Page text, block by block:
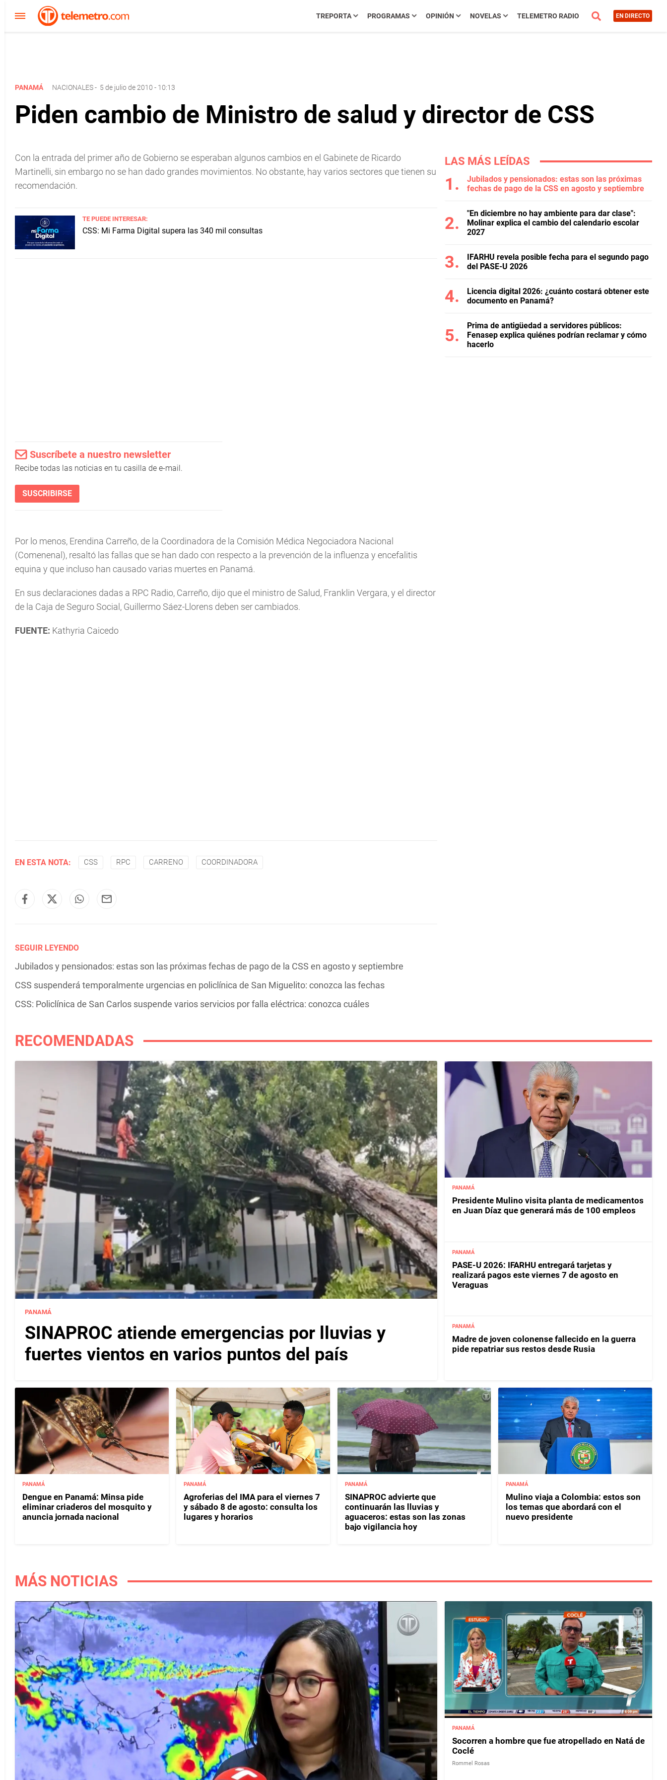
TREPORTA PROGRAMAS OPINIÓN NOVELAS TELEMETRO RADIO EN DIRECTO
PANAMÁ NACIONALES- 5 de julio de 2010 - 10:13
Piden cambio de Ministro de salud y director de CSS
Con la entrada del primer año de Gobierno se esperaban algunos cambios en el Gabinete de Ricardo
Martinelli, sin embargo no se han dado grandes movimientos. No obstante, hay varios sectores que tienen su
recomendación.
TE PUEDE INTERESAR:
CSS: Mi Farma Digital supera las 340 mil consultas
Suscríbete a nuestro newsletter
Recibe todas las noticias en tu casilla de e-mail.
SUSCRIBIRSE
Por lo menos, Erendina Carreño, de la Coordinadora de la Comisión Médica Negociadora Nacional
(Comenenal), resaltó las fallas que se han dado con respecto a la prevención de la influenza y encefalitis
equina y que incluso han causado varias muertes en Panamá.
En sus declaraciones dadas a RPC Radio, Carreño, dijo que el ministro de Salud, Franklin Vergara, y el director
de la Caja de Seguro Social, Guillermo Sáez-Llorens deben ser cambiados.
FUENTE: Kathyria Caicedo
EN ESTA NOTA: CSS RPC CARRENO COORDINADORA
SEGUIR LEYENDO
Jubilados y pensionados: estas son las próximas fechas de pago de la CSS en agosto y septiembre
CSS suspenderá temporalmente urgencias en policlínica de San Miguelito: conozca las fechas
CSS: Policlínica de San Carlos suspende varios servicios por falla eléctrica: conozca cuáles
LAS MÁS LEÍDAS
Jubilados y pensionados: estas son las próximas
fechas de pago de la CSS en agosto y septiembre
"En diciembre no hay ambiente para dar clase":
Molinar explica el cambio del calendario escolar
2027
IFARHU revela posible fecha para el segundo pago
del PASE-U 2026
Licencia digital 2026: ¿cuánto costará obtener este
documento en Panamá?
Prima de antigüedad a servidores públicos:
Fenasep explica quiénes podrían reclamar y cómo
hacerlo
RECOMENDADAS
PANAMÁ
SINAPROC atiende emergencias por lluvias y
fuertes vientos en varios puntos del país
PANAMÁ
Presidente Mulino visita planta de medicamentos
en Juan Díaz que generará más de 100 empleos
PANAMÁ
PASE-U 2026: IFARHU entregará tarjetas y
realizará pagos este viernes 7 de agosto en
Veraguas
PANAMÁ
Madre de joven colonense fallecido en la guerra
pide repatriar sus restos desde Rusia
PANAMÁ
Dengue en Panamá: Minsa pide
eliminar criaderos del mosquito y
anuncia jornada nacional
PANAMÁ
Agroferias del IMA para el viernes 7
y sábado 8 de agosto: consulta los
lugares y horarios
PANAMÁ
SINAPROC advierte que
continuarán las lluvias y
aguaceros: estas son las zonas
bajo vigilancia hoy
PANAMÁ
Mulino viaja a Colombia: estos son
los temas que abordará con el
nuevo presidente
MÁS NOTICIAS
PANAMÁ
Socorren a hombre que fue atropellado en Natá de
Coclé
Rommel Rosas